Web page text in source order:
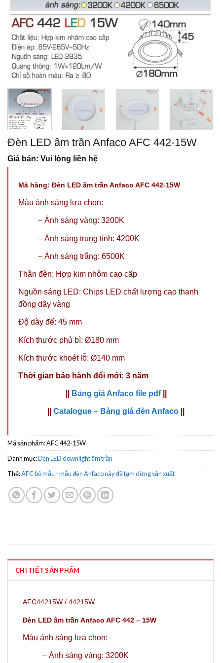
Đèn LED âm trần Anfaco AFC 442-15W
Giá bán: Vui lòng liên hệ
Mã hàng: Đèn LED âm trần Anfaco AFC 442-15W
Màu ánh sáng lựa chọn:
– Ánh sáng vàng: 3200K
– Ánh sáng trung tính: 4200K
– Ánh sáng trắng: 6500K
Thân đèn: Hợp kim nhôm cao cấp
Nguồn sáng LED: Chips LED chất lượng cao thanh
đồng dây vàng
Độ dày đế: 45 mm
Kích thước phủ bì: Ø180 mm
Kích thước khoét lỗ: Ø140 mm
Thời gian bảo hành đổi mới: 3 năm
Bảng giá Anfaco file pdf
Catalogue – Bảng giá đèn Anfaco
Mã sản phẩm:AFC 442-15W
Danh mục:Đèn LED downlight âm trần
Thẻ:AFC bỏ mẫu - mẫu đèn Anfaco này đã tạm dừng sản xuất
CHI TIẾT SẢN PHẨM
AFC44215W / 44215W
Đèn LED âm trần Anfaco AFC 442 – 15W
Màu ánh sáng lựa chọn:
– Ánh sáng vàng: 3200K